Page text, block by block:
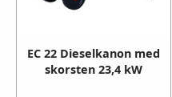
EC 22 Dieselkanon med
skorsten 23,4 kW